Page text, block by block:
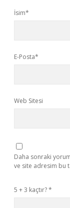
İsim*
E-Posta*
Web Sitesi
Daha sonraki
ve site adresim bu
5 + 3 kaçtır?*